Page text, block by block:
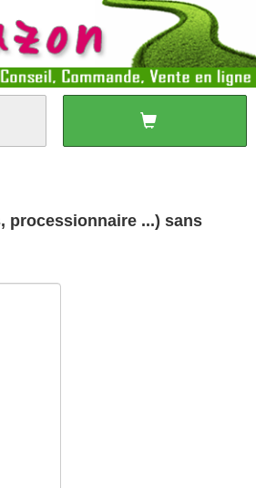
processionnaire ...) sans